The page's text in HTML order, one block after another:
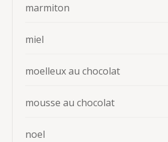
marmiton
miel
moelleux au chocolat
mousse au chocolat
noel